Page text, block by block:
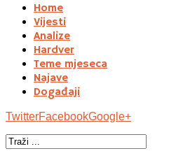
Home
Vijesti
Analize
Hardver
Teme mjeseca
Najave
Događaji
TwitterFacebookGoogle+